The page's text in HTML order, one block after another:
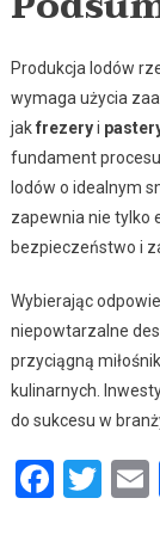
Produkcja lodów
wymaga użycia
jakfrezeryi
fundament
lodów o idealnym
zapewnia nie tylko
bezpieczeństwo i
Wybierając
niepowtarzalne
przyciągną
kulinarnych.
do sukcesu w